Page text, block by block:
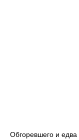
Обгоревшего и